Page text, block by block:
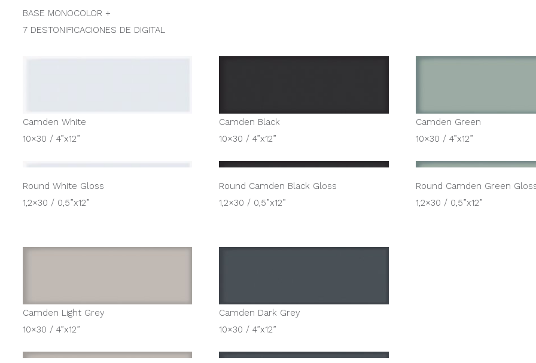
BASE MONOCOLOR +
7 DESTONIFICACIONES DE DIGITAL
Camden White
10×30 / 4”x12”
Round White Gloss
1,2×30 / 0,5”x12”
Camden Black
10×30 / 4”x12”
Round Camden Black Gloss
1,2×30 / 0,5”x12”
Camden Green
10×30 / 4”x12”
Round Camden Green
1,2×30 / 0,5”x12”
Camden Light Grey
10×30 / 4”x12”
Camden Dark Grey
10×30 / 4”x12”